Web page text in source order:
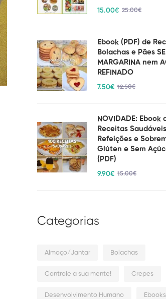
15.00€ 25.00€
Ebook (PDF) de
Bolachas e Pães
MARGARINA nem
REFINADO
7.50€ 12.50€
NOVIDADE: Ebook
Receitas
Refeições e
Glúten e Sem
(PDF)
9.90€ 15.00€
Categorias
Almoço/Jantar Bolachas
Controle a sua mente! Crepes
Desenvolvimento Humano Ebooks